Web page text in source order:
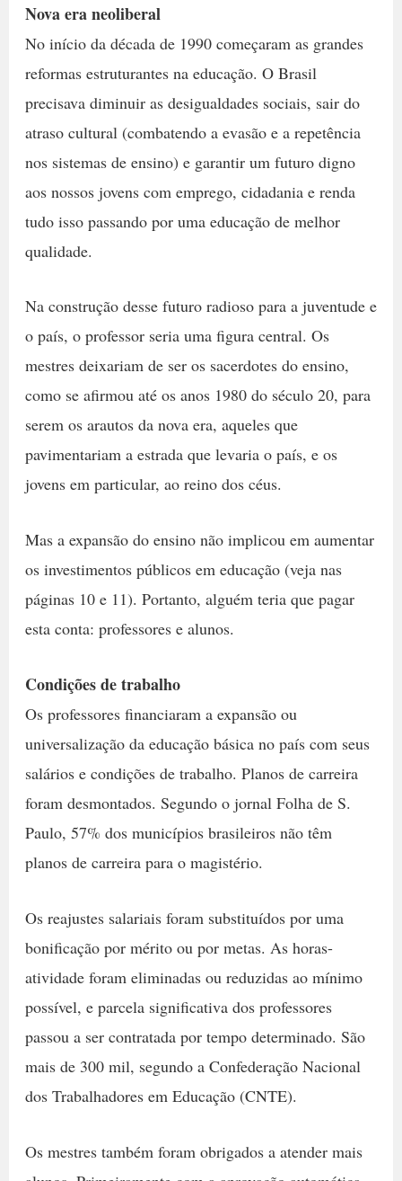
Nova era neoliberal
No início da década de 1990 começaram as grandes
reformas estruturantes na educação. O Brasil
precisava diminuir as desigualdades sociais, sair do
atraso cultural (combatendo a evasão e a repetência
nos sistemas de ensino) e garantir um futuro digno
aos nossos jovens com emprego, cidadania e renda 
tudo isso passando por uma educação de melhor
qualidade.
Na construção desse futuro radioso para a juventude e
o país, o professor seria uma figura central. Os
mestres deixariam de ser os sacerdotes do ensino,
como se afirmou até os anos 1980 do século 20, para
serem os arautos da nova era, aqueles que
pavimentariam a estrada que levaria o país, e os
jovens em particular, ao reino dos céus.
Mas a expansão do ensino não implicou em aumentar
os investimentos públicos em educação (veja nas
páginas 10 e 11). Portanto, alguém teria que pagar
esta conta: professores e alunos.
Condições de trabalho
Os professores financiaram a expansão ou
universalização da educação básica no país com seus
salários e condições de trabalho. Planos de carreira
foram desmontados. Segundo o jornal Folha de S.
Paulo, 57% dos municípios brasileiros não têm
planos de carreira para o magistério.
Os reajustes salariais foram substituídos por uma
bonificação por mérito ou por metas. As horas-
atividade foram eliminadas ou reduzidas ao mínimo
possível, e parcela significativa dos professores
passou a ser contratada por tempo determinado. São
mais de 300 mil, segundo a Confederação Nacional
dos Trabalhadores em Educação (CNTE).
Os mestres também foram obrigados a atender mais